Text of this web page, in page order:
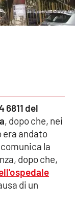
del
, dopo che, nei
era andato
la
dopo che,
di un